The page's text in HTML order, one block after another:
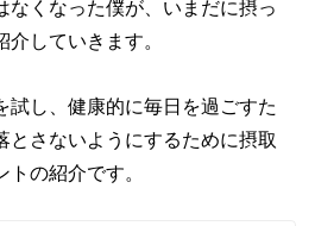
なくなった僕が、いまだに摂っ
していきます。
試し、健康的に毎日を過ごすた
とさないようにするために摂取
の紹介です。